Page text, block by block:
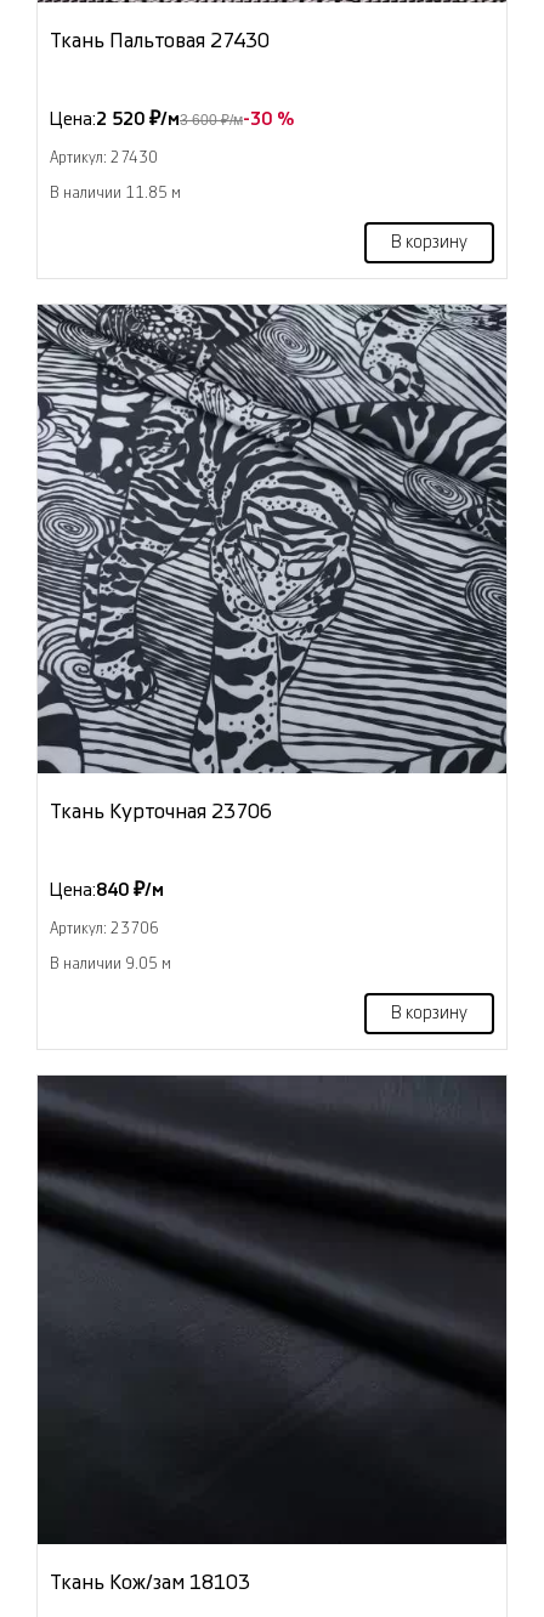
Ткань Пальтовая 27430
Цена:2 520 ₽/м3 600 ₽/м-30 %
Артикул: 27430
В наличии 11.85 м
В корзину
Ткань Курточная 23706
Цена:840 ₽/м
Артикул: 23706
В наличии 9.05 м
В корзину
Ткань Кож/зам 18103